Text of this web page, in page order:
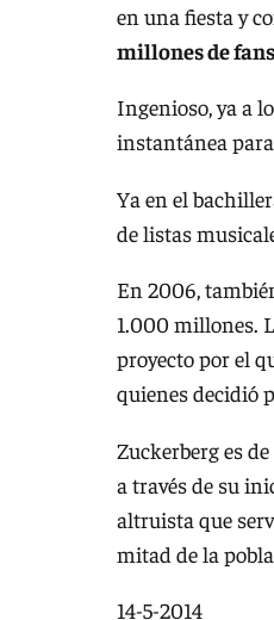
en una fiesta y
millones de fans
Ingenioso, ya a
instantánea
Ya en el
de listas
En 2006,
1.000 millones.
proyecto por el
quienes decidió
Zuckerberg es
a través de su
altruista que
mitad de la
14-5-2014